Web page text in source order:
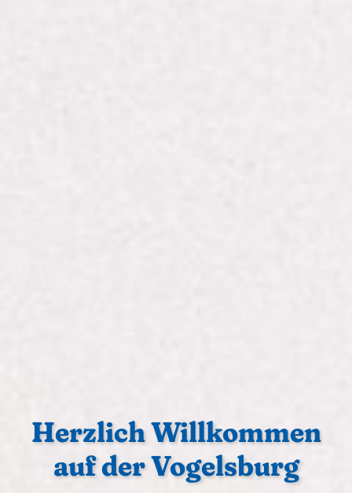
Herzlich Willkommen
auf der Vogelsburg